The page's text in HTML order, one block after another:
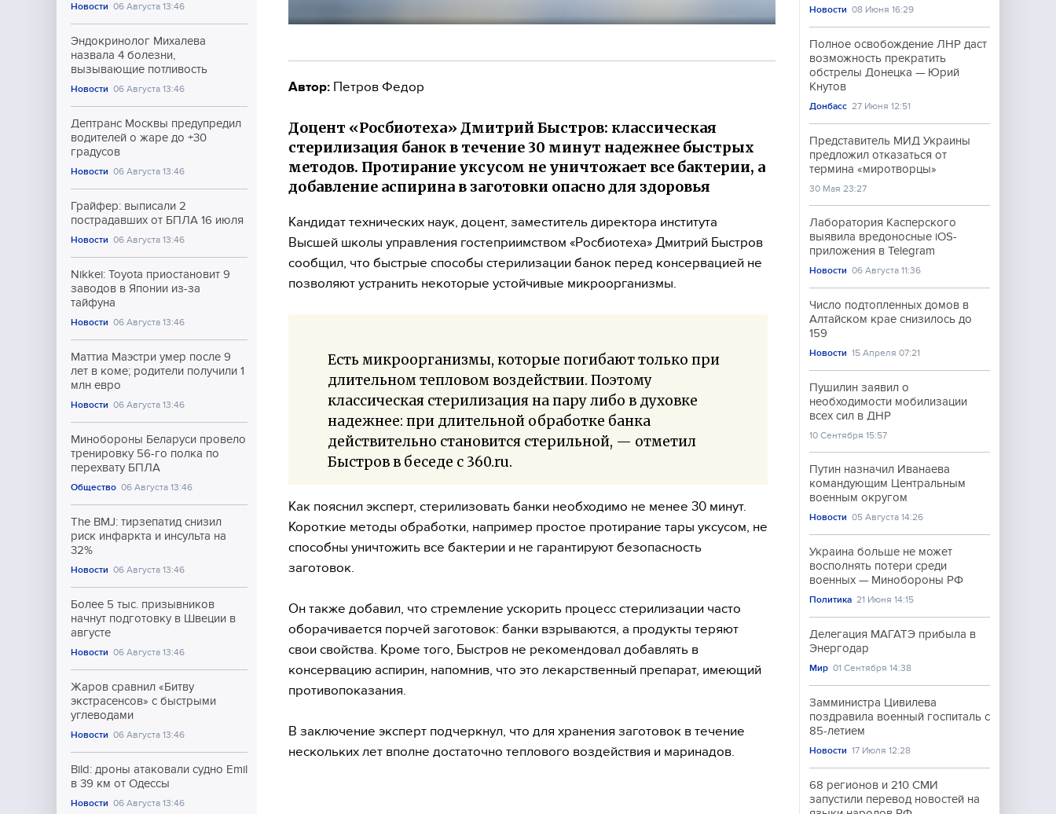
Новости 06 Августа 13:46
Эндокринолог Михалева
назвала 4 болезни,
вызывающие потливость
Новости 06 Августа 13:46
Дептранс Москвы предупредил
водителей о жаре до +30
градусов
Новости 06 Августа 13:46
Грайфер: выписали 2
пострадавших от БПЛА 16 июля
Новости 06 Августа 13:46
Nikkei: Toyota приостановит 9
заводов в Японии из-за
тайфуна
Новости 06 Августа 13:46
Маттиа Маэстри умер после 9
лет в коме; родители получили 1
млн евро
Новости 06 Августа 13:46
Минобороны Беларуси провело
тренировку 56-го полка по
перехвату БПЛА
Общество 06 Августа 13:46
The BMJ: тирзепатид снизил
риск инфаркта и инсульта на
32%
Новости 06 Августа 13:46
Более 5 тыс. призывников
начнут подготовку в Швеции в
августе
Новости 06 Августа 13:46
Жаров сравнил «Битву
экстрасенсов» с быстрыми
углеводами
Новости 06 Августа 13:46
Bild: дроны атаковали судно Emil
в 39 км от Одессы
Новости 06 Августа 13:46
Автор: Петров Федор
Доцент «Росбиотеха» Дмитрий Быстров: классическая
стерилизация банок в течение 30 минут надежнее быстрых
методов. Протирание уксусом не уничтожает все бактерии, а
добавление аспирина в заготовки опасно для здоровья
Кандидат технических наук, доцент, заместитель директора института
Высшей школы управления гостеприимством «Росбиотеха» Дмитрий Быстров
сообщил, что быстрые способы стерилизации банок перед консервацией не
позволяют устранить некоторые устойчивые микроорганизмы.
Есть микроорганизмы, которые погибают только при
длительном тепловом воздействии. Поэтому
классическая стерилизация на пару либо в духовке
надежнее: при длительной обработке банка
действительно становится стерильной, — отметил
Быстров в беседе с 360.ru.
Как пояснил эксперт, стерилизовать банки необходимо не менее 30 минут.
Короткие методы обработки, например простое протирание тары уксусом, не
способны уничтожить все бактерии и не гарантируют безопасность
заготовок.
Он также добавил, что стремление ускорить процесс стерилизации часто
оборачивается порчей заготовок: банки взрываются, а продукты теряют
свои свойства. Кроме того, Быстров не рекомендовал добавлять в
консервацию аспирин, напомнив, что это лекарственный препарат, имеющий
противопоказания.
В заключение эксперт подчеркнул, что для хранения заготовок в течение
нескольких лет вполне достаточно теплового воздействия и маринадов.
Новости 08 Июня 16:29
Полное освобождение ЛНР даст
возможность прекратить
обстрелы Донецка — Юрий
Кнутов
Донбасс 27 Июня 12:51
Представитель МИД Украины
предложил отказаться от
термина «миротворцы»
30 Мая 23:27
Лаборатория Касперского
выявила вредоносные iOS-
приложения в Telegram
Новости 06 Августа 11:36
Число подтопленных домов в
Алтайском крае снизилось до
159
Новости 15 Апреля 07:21
Пушилин заявил о
необходимости мобилизации
всех сил в ДНР
10 Сентября 15:57
Путин назначил Иванаева
командующим Центральным
военным округом
Новости 05 Августа 14:26
Украина больше не может
восполнять потери среди
военных — Минобороны РФ
Политика 21 Июня 14:15
Делегация МАГАТЭ прибыла в
Энергодар
Мир 01 Сентября 14:38
Замминистра Цивилева
поздравила военный госпиталь с
85-летием
Новости 17 Июля 12:28
68 регионов и 210 СМИ
запустили перевод новостей на